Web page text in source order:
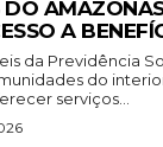
A
da Previdência
do
serviços...